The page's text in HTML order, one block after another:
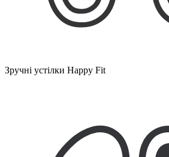
Зручні устілки Happy Fit